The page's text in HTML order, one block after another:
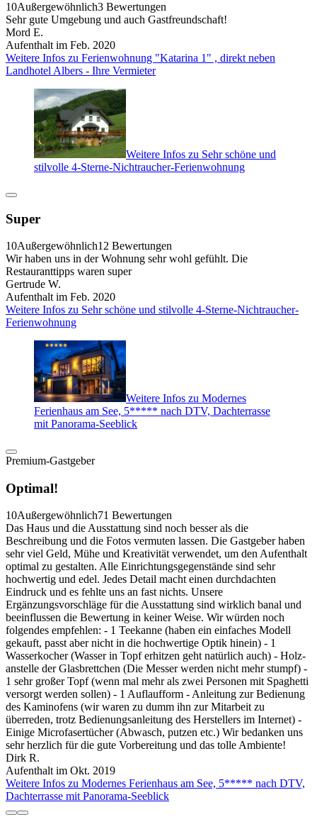
10Außergewöhnlich3 Bewertungen
Sehr gute Umgebung und auch Gastfreundschaft!
Mord E.
Aufenthalt im Feb. 2020
Weitere Infos zu Ferienwohnung "Katarina 1" , direkt neben
Landhotel Albers - Ihre Vermieter
Weitere Infos zu Sehr schöne und
stilvolle 4-Sterne-Nichtraucher-Ferienwohnung
Super
10Außergewöhnlich12 Bewertungen
Wir haben uns in der Wohnung sehr wohl gefühlt. Die
Restauranttipps waren super
Gertrude W.
Aufenthalt im Feb. 2020
Weitere Infos zu Sehr schöne und stilvolle 4-Sterne-Nichtraucher-
Ferienwohnung
Weitere Infos zu Modernes
Ferienhaus am See, 5***** nach DTV, Dachterrasse
mit Panorama-Seeblick
Premium-Gastgeber
Optimal!
10Außergewöhnlich71 Bewertungen
Das Haus und die Ausstattung sind noch besser als die
Beschreibung und die Fotos vermuten lassen. Die Gastgeber haben
sehr viel Geld, Mühe und Kreativität verwendet, um den Aufenthalt
optimal zu gestalten. Alle Einrichtungsgegenstände sind sehr
hochwertig und edel. Jedes Detail macht einen durchdachten
Eindruck und es fehlte uns an fast nichts. Unsere
Ergänzungsvorschläge für die Ausstattung sind wirklich banal und
beeinflussen die Bewertung in keiner Weise. Wir würden noch
folgendes empfehlen: - 1 Teekanne (haben ein einfaches Modell
gekauft, passt aber nicht in die hochwertige Optik hinein) - 1
Wasserkocher (Wasser in Topf erhitzen geht natürlich auch) - Holz-
anstelle der Glasbrettchen (Die Messer werden nicht mehr stumpf) -
1 sehr großer Topf (wenn mal mehr als zwei Personen mit Spaghetti
versorgt werden sollen) - 1 Auflaufform - Anleitung zur Bedienung
des Kaminofens (wir waren zu dumm ihn zur Mitarbeit zu
überreden, trotz Bedienungsanleitung des Herstellers im Internet) -
Einige Microfasertücher (Abwasch, putzen etc.) Wir bedanken uns
sehr herzlich für die gute Vorbereitung und das tolle Ambiente!
Dirk R.
Aufenthalt im Okt. 2019
Weitere Infos zu Modernes Ferienhaus am See, 5***** nach DTV,
Dachterrasse mit Panorama-Seeblick